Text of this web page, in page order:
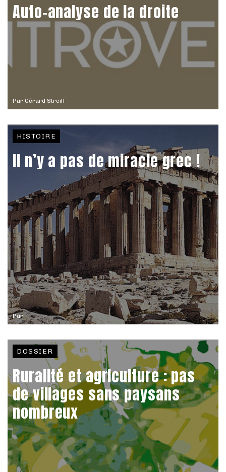
Par Gérard Streiff
Auto-analyse de la droite
Par
HISTOIRE
Il n’y a pas de miracle grec !
DOSSIER
Ruralité et agriculture : pas
de villages sans paysans
nombreux